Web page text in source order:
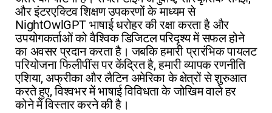
और इंटरएक्टिव शिक्षण उपकरणों के माध्यम से
NightOwlGPT भाषाई धरोहर की रक्षा करता है और
उपयोगकर्ताओं को वैश्विक डिजिटल परिदृश्य में सफल होने
का अवसर प्रदान करता है। जबकि हमारी प्रारंभिक पायलट
परियोजना फिलीपींस पर केंद्रित है, हमारी व्यापक रणनीति
एशिया, अफ्रीका और लैटिन अमेरिका के क्षेत्रों से शुरुआत
करते हुए, विश्वभर में भाषाई विविधता के जोखिम वाले हर
कोने में विस्तार करने की है।